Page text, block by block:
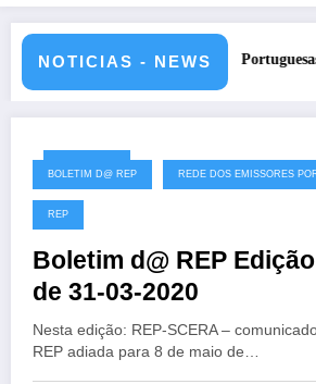
NOTICIAS - NEWS
estações Portuguesas-2026
31/03/2020
BOLETIM D@ REP REDE DOS EMISSORES
REP
Boletim d@ REP Edição
de 31-03-2020
Nesta edição: REP-SCERA –
REP adiada para 8 de maio de…